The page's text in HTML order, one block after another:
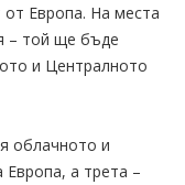
Европа. На места
– той ще бъде
и Централното
облачното и
а трета –